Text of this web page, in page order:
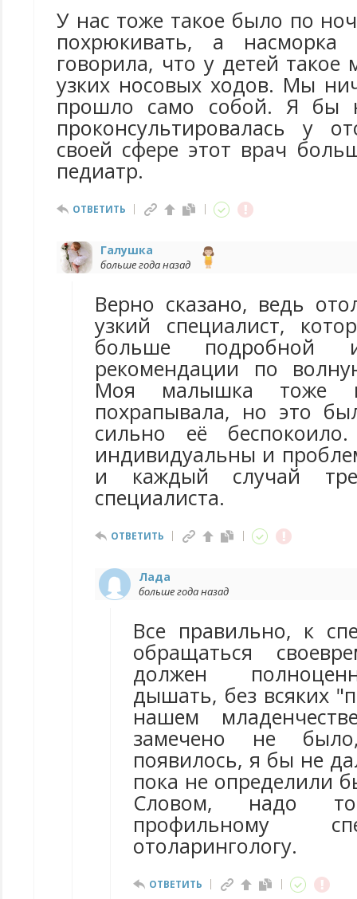
У нас тоже такое было по
похрюкивать, а
говорила, что у детей такое
узких носовых ходов. Мы
прошло само собой. Я бы
проконсультировалась у
своей сфере этот врач
педиатр.
ОТВЕТИТЬ
Галушка
больше года назад
Верно сказано, ведь
узкий специалист,
больше подробной
рекомендации по
Моя малышка тоже
похрапывала, но это
сильно её
индивидуальны и
и каждый случай
специалиста.
ОТВЕТИТЬ
Лада
больше года назад
Все правильно, к
обращаться
должен
дышать, без всяких
нашем
замечено не
появилось, я бы не
пока не определили
Словом, надо
профильному
отоларингологу.
ОТВЕТИТЬ